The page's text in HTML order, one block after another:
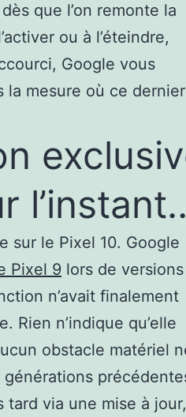
que l’on remonte la
ou à l’éteindre,
Google vous
la mesure où ce dernier
sur le Pixel 10. Google
Pixel 9 lors de versions
n’avait finalement
Rien n’indique qu’elle
obstacle matériel
via une mise à jour,